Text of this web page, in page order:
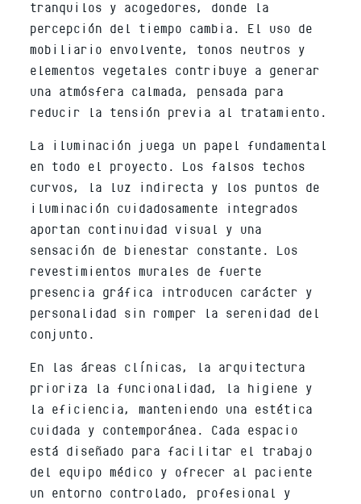
tranquilos y acogedores, donde la
percepción del tiempo cambia. El uso de
mobiliario envolvente, tonos neutros y
elementos vegetales contribuye a generar
una atmósfera calmada, pensada para
reducir la tensión previa al tratamiento.
La iluminación juega un papel fundamental
en todo el proyecto. Los falsos techos
curvos, la luz indirecta y los puntos de
iluminación cuidadosamente integrados
aportan continuidad visual y una
sensación de bienestar constante. Los
revestimientos murales de fuerte
presencia gráfica introducen carácter y
personalidad sin romper la serenidad del
conjunto.
En las áreas clínicas, la arquitectura
prioriza la funcionalidad, la higiene y
la eficiencia, manteniendo una estética
cuidada y contemporánea. Cada espacio
está diseñado para facilitar el trabajo
del equipo médico y ofrecer al paciente
un entorno controlado, profesional y